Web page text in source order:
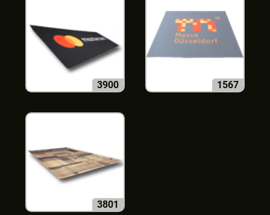
3900 1567
3801